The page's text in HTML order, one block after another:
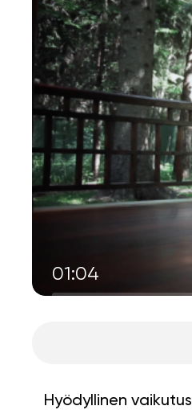
01:04
Hyödyllinen vaikutus